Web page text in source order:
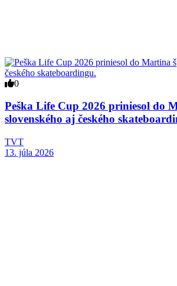
0
Peška Life Cup 2026 priniesol do
slovenského aj českého
TVT
13. júla 2026